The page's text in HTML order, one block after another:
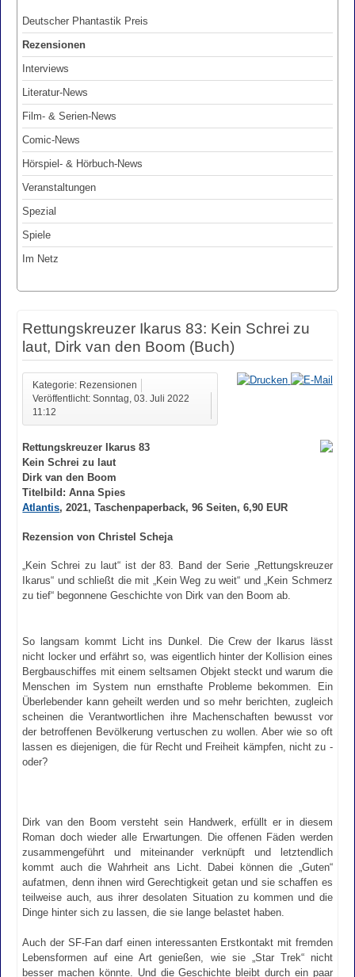
Deutscher Phantastik Preis
Rezensionen
Interviews
Literatur-News
Film- & Serien-News
Comic-News
Hörspiel- & Hörbuch-News
Veranstaltungen
Spezial
Spiele
Im Netz
Rettungskreuzer Ikarus 83: Kein Schrei zu
laut, Dirk van den Boom (Buch)
Kategorie: Rezensionen
Veröffentlicht: Sonntag, 03. Juli 2022
11:12
Rettungskreuzer Ikarus 83
Kein Schrei zu laut
Dirk van den Boom
Titelbild: Anna Spies
Atlantis, 2021, Taschenpaperback, 96 Seiten, 6,90 EUR
Rezension von Christel Scheja
„Kein Schrei zu laut“ ist der 83. Band der Serie „Rettungskreuzer
Ikarus“ und schließt die mit „Kein Weg zu weit“ und „Kein Schmerz
zu tief“ begonnene Geschichte von Dirk van den Boom ab.
So langsam kommt Licht ins Dunkel. Die Crew der Ikarus lässt
nicht locker und erfährt so, was eigentlich hinter der Kollision eines
Bergbauschiffes mit einem seltsamen Objekt steckt und warum die
Menschen im System nun ernsthafte Probleme bekommen. Ein
Überlebender kann geheilt werden und so mehr berichten, zugleich
scheinen die Verantwortlichen ihre Machenschaften bewusst vor
der betroffenen Bevölkerung vertuschen zu wollen. Aber wie so oft
lassen es diejenigen, die für Recht und Freiheit kämpfen, nicht zu -
oder?
Dirk van den Boom versteht sein Handwerk, erfüllt er in diesem
Roman doch wieder alle Erwartungen. Die offenen Fäden werden
zusammengeführt und miteinander verknüpft und letztendlich
kommt auch die Wahrheit ans Licht. Dabei können die „Guten“
aufatmen, denn ihnen wird Gerechtigkeit getan und sie schaffen es
teilweise auch, aus ihrer desolaten Situation zu kommen und die
Dinge hinter sich zu lassen, die sie lange belastet haben.
Auch der SF-Fan darf einen interessanten Erstkontakt mit fremden
Lebensformen auf eine Art genießen, wie sie „Star Trek“ nicht
besser machen könnte. Und die Geschichte bleibt durch ein paar